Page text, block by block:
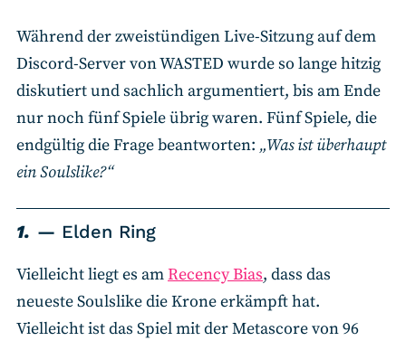
Während der zweistündigen Live-Sitzung auf dem
Discord-Server von WASTED wurde so lange hitzig
diskutiert und sachlich argumentiert, bis am Ende
nur noch fünf Spiele übrig waren. Fünf Spiele, die
endgültig die Frage beantworten: „Was ist überhaupt
ein Soulslike?“
1. Elden Ring
Vielleicht liegt es amRecency Bias, dass das
neueste Soulslike die Krone erkämpft hat.
Vielleicht ist das Spiel mit der Metascore von 96